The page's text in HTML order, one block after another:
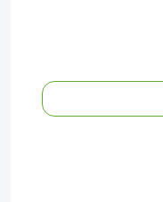
پنس شستی ساده ترین و رایج ترین پنس های بافت گیر در